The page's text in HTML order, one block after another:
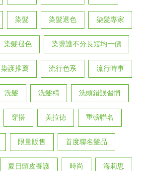
染髮 染髮退色 染髮專家
染髮褪色 染燙護不分長短均一價
染護推薦 流行色系 流行時事
洗髮 洗髮精 洗頭錯誤習慣
穿搭 美拉德 重磅聯名
限量販售 首度聯名髮品
夏日頭皮養護 時尚 海莉思